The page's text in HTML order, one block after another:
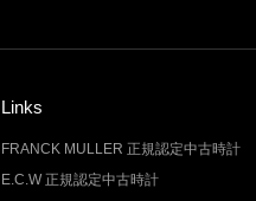
Links
FRANCK MULLER 正規認定中古時計
E.C.W 正規認定中古時計